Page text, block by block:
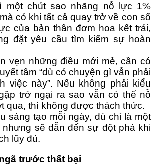
một chút sao nhãng nỗ lực 1%
có khi tất cả quay trở về con số
của bản thân đơm hoa kết trái,
đặt yêu cầu tìm kiếm sự hoàn
vẹn những điều mới mẻ, cần có
tâm “dù có chuyện gì vẫn phải
việc này”. Nếu không phải kiểu
trở ngại ra sao vẫn có thể nỗ
qua, thì không được thách thức.
sáng tạo mỗi ngày, dù chỉ là một
nhưng sẽ dẫn đến sự đột phá khi
lũy đủ.
trước thất bại